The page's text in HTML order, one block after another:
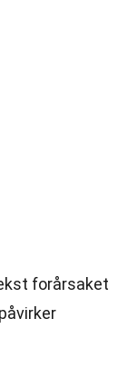
forårsaket